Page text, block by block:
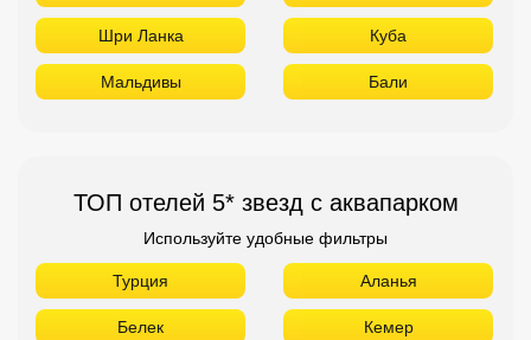
Шри Ланка Куба
Мальдивы Бали
ТОП отелей 5* звезд с аквапарком
Используйте удобные фильтры
Турция Аланья
Белек Кемер